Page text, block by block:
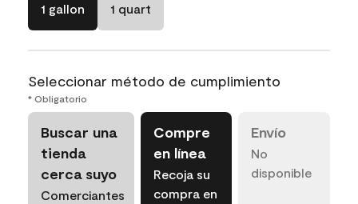
1 gallon 1 quart
Seleccionar método de cumplimiento
* Obligatorio
Buscar una
tienda
cerca suyo
Comerciantes
Compre
en línea
Recoja su
compra en
Envío
No
disponible